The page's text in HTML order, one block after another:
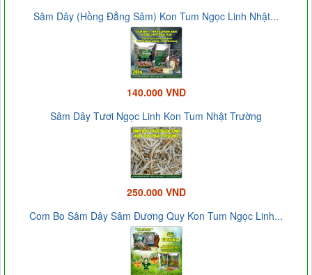
Sâm Dây (Hồng Đẳng Sâm) Kon Tum Ngọc Linh Nhật...
140.000 VND
Sâm Dây Tươi Ngọc Linh Kon Tum Nhật Trường
250.000 VND
Com Bo Sâm Dây Sâm Đương Quy Kon Tum Ngọc Linh...